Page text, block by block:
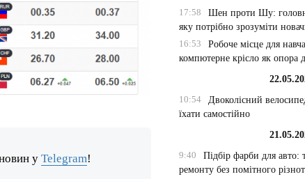
уTelegram!
17:58
Шен проти Шу:
яку потрібно зрозуміти
16:53
Робоче місце для
компютерне крісло як опора
10:54
Двоколісний
їхати самостійно
9:40
Підбір фарби для авто:
ремонту без помітного